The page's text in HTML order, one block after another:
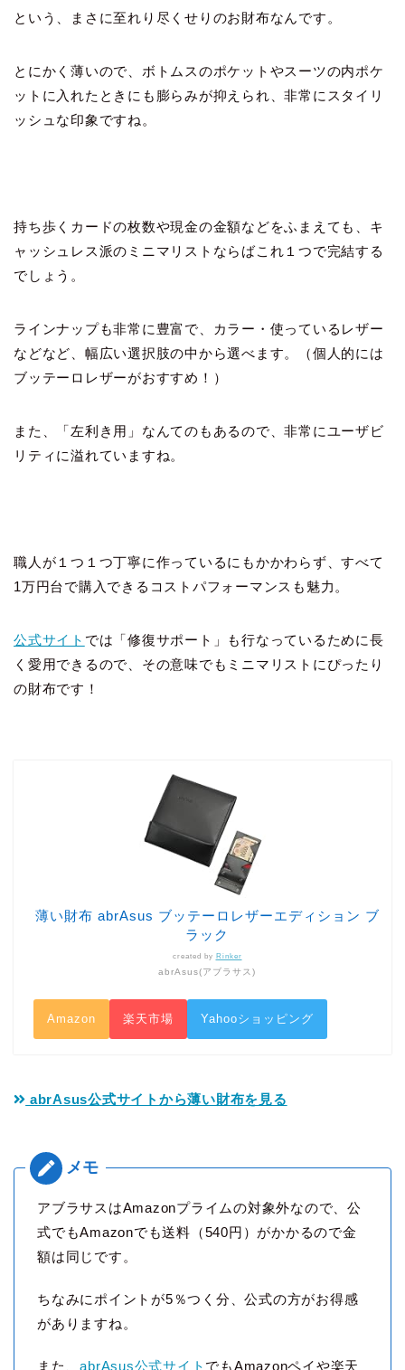
という、まさに至れり尽くせりのお財布なんです。
とにかく薄いので、ボトムスのポケットやスーツの内ポケ
ットに入れたときにも膨らみが抑えられ、非常にスタイリ
ッシュな印象ですね。
持ち歩くカードの枚数や現金の金額などをふまえても、キ
ャッシュレス派のミニマリストならばこれ１つで完結する
でしょう。
ラインナップも非常に豊富で、カラー・使っているレザー
などなど、幅広い選択肢の中から選べます。（個人的には
ブッテーロレザーがおすすめ！）
また、「左利き用」なんてのもあるので、非常にユーザビ
リティに溢れていますね。
職人が１つ１つ丁寧に作っているにもかかわらず、すべて
1万円台で購入できるコストパフォーマンスも魅力。
公式サイト では「修復サポート」も行なっているために長
く愛用できるので、その意味でもミニマリストにぴったり
の財布です！
薄い財布 abrAsus ブッテーロレザーエディション ブ
ラック
created by Rinker
abrAsus(アブラサス)
Amazon 楽天市場 Yahooショッピング
abrAsus公式サイトから薄い財布を見る
アブラサスはAmazonプライムの対象外なので、公
式でもAmazonでも送料（540円）がかかるので金
額は同じです。
ちなみにポイントが5％つく分、公式の方がお得感
がありますね。
また、abrAsus公式サイト でもAmazonペイや楽天